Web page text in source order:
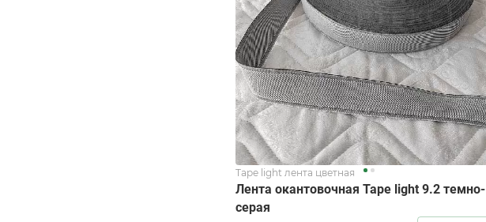
Tape light лента цветная
Лента окантовочная Tape light 9.2 темно-
серая